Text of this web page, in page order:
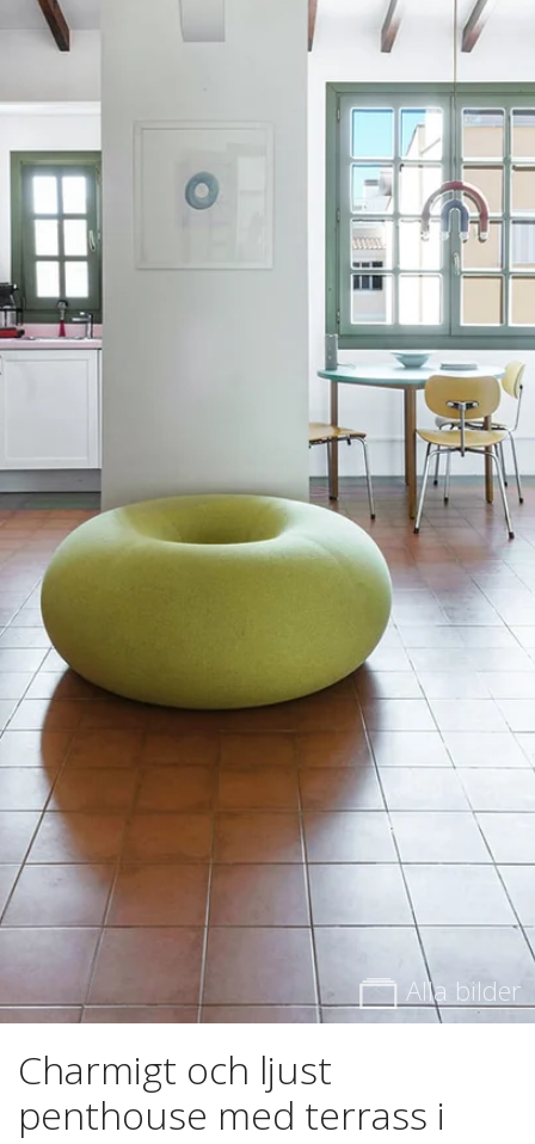
Alla bilder
Charmigt och ljust
penthouse med terrass i